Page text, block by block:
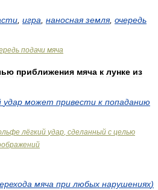
игра наносная земля, очередь
подачи мяча
приближения мяча к лунке из
удар может привести к попаданию
лёгкий удар, сделанный с целью
мяча при любых нарушениях)